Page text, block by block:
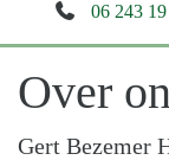
06 243
Over
Gert Bezemer